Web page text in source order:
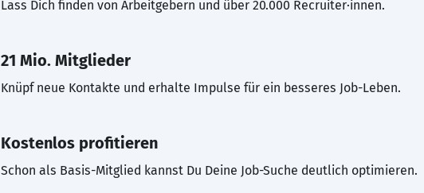
Lass Dich finden von Arbeitgebern und über 20.000 Recruiter·innen.
21 Mio. Mitglieder
Knüpf neue Kontakte und erhalte Impulse für ein besseres Job-Leben.
Kostenlos profitieren
Schon als Basis-Mitglied kannst Du Deine Job-Suche deutlich optimieren.